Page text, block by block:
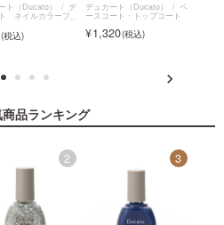
ト（Ducato） デ
ネイルカラープ
デュカート（Ducato） ベ
ースコート・トップコート
1,320
品ランキング
2 3